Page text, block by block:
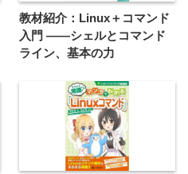
教材紹介：Linux＋コマンド
入門 ——シェルとコマンド
ライン、基本の力